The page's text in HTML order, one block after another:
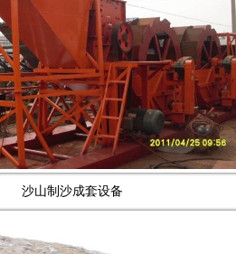
沙山制沙成套设备